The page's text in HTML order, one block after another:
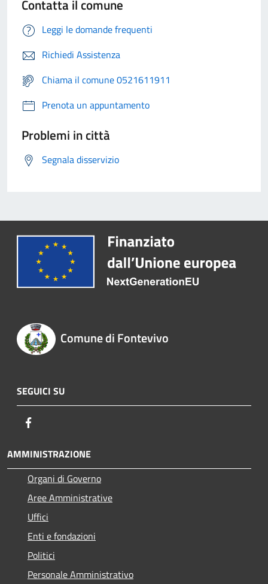
Contatta il comune
Leggi le domande frequenti
Richiedi Assistenza
Chiama il comune 0521611911
Prenota un appuntamento
Problemi in città
Segnala disservizio
Comune di Fontevivo
SEGUICI SU
AMMINISTRAZIONE
Organi di Governo
Aree Amministrative
Uffici
Enti e fondazioni
Politici
Personale Amministrativo